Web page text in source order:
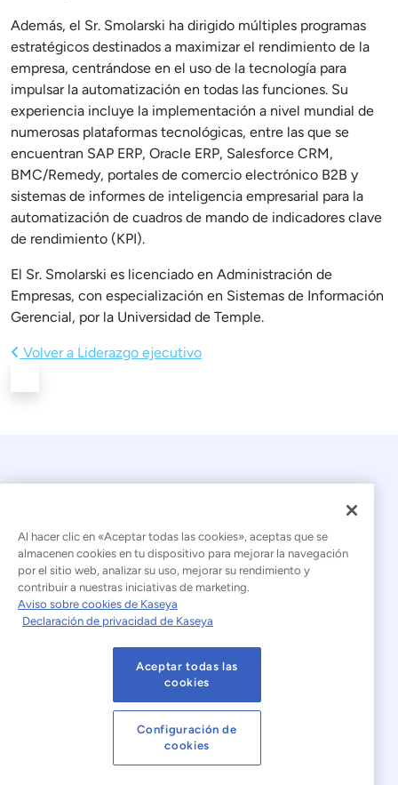
Además, el Sr. Smolarski ha dirigido múltiples programas
estratégicos destinados a maximizar el rendimiento de la
empresa, centrándose en el uso de la tecnología para
impulsar la automatización en todas las funciones. Su
experiencia incluye la implementación a nivel mundial de
numerosas plataformas tecnológicas, entre las que se
encuentran SAP ERP, Oracle ERP, Salesforce CRM,
BMC/Remedy, portales de comercio electrónico B2B y
sistemas de informes de inteligencia empresarial para la
automatización de cuadros de mando de indicadores clave
de rendimiento (KPI).
El Sr. Smolarski es licenciado en Administración de
Empresas, con especialización en Sistemas de Información
Gerencial, por la Universidad de Temple.
Volver a Liderazgo ejecutivo
© 2026 Kaseya. Todos los derechos reservados.
Español (América Latina)
Declaración sobre la esclavitud moderna
Condiciones de uso del sitio web
Declaración de privacidad Mapa del sitio
Al hacer clic en «Aceptar todas las cookies», aceptas que se
almacenen cookies en tu dispositivo para mejorar la navegación
por el sitio web, analizar su uso, mejorar su rendimiento y
contribuir a nuestras iniciativas de marketing.
Aviso sobre cookies de Kaseya
Declaración de privacidad de Kaseya
Aceptar todas las
cookies
Configuración de
cookies